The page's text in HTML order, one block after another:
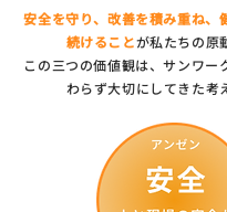
安全を守り、改善を積み重ね、
続けることが私たちの原
この三つの価値観は、サンワー
わらず大切にしてきた考